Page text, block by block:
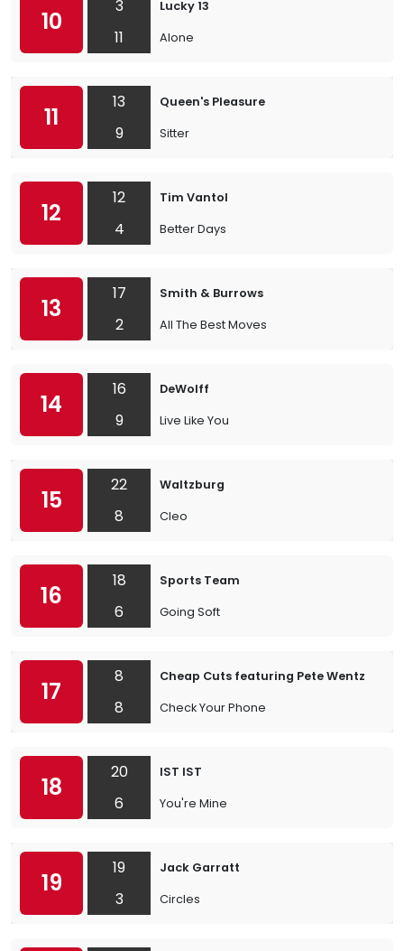
10
3
11
Lucky 13
Alone
11
13
9
Queen's Pleasure
Sitter
12
12
4
Tim Vantol
Better Days
13
17
2
Smith & Burrows
All The Best Moves
14
16
9
DeWolff
Live Like You
15
22
8
Waltzburg
Cleo
16
18
6
Sports Team
Going Soft
17
8
8
Cheap Cuts featuring Pete Wentz
Check Your Phone
18
20
6
IST IST
You're Mine
19
19
3
Jack Garratt
Circles